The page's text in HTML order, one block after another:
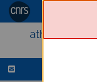
athena -